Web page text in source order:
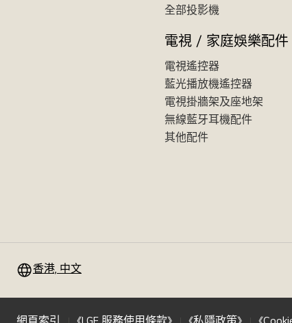
全部投影機
電視 / 家庭娛樂配件
電視遙控器
藍光播放機遙控器
電視掛牆架及座地架
無線藍牙耳機配件
其他配件
香港, 中文